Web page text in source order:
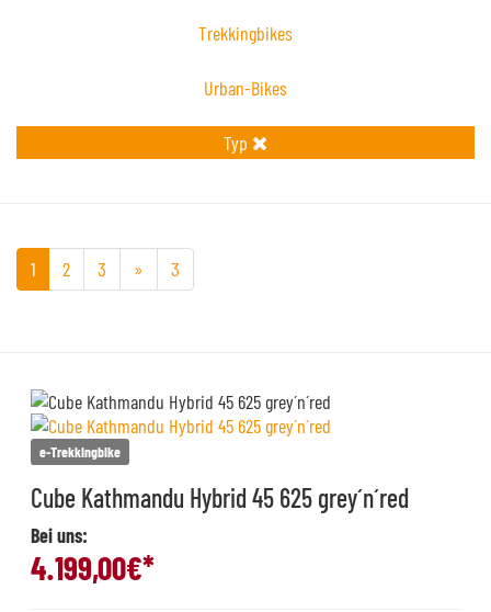
Trekkingbikes
Urban-Bikes
Typ
1 2 3 » 3
e-Trekkingbike
Cube Kathmandu Hybrid 45 625 grey´n´red
Bei uns:
4.199,00€*